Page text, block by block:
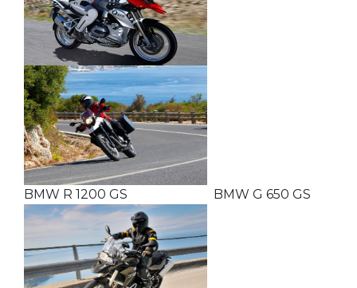
BMW R 1200 GS BMW G 650 GS